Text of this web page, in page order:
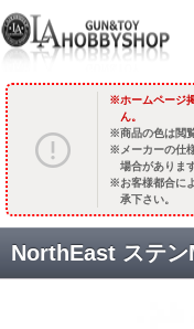
ホームページ
ん。
商品の色は閲
メーカーの仕
場合があります
お客様都合に
承下さい。